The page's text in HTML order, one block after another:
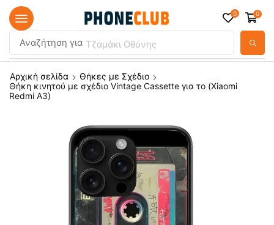
Αναζήτηση για Τζαμάκι Οθόνης
0 0
Αρχική σελίδα
Θήκες με Σχέδιο
Θήκη κινητού με σχέδιο Vintage Cassette για το (Xiaomi
Redmi A3)